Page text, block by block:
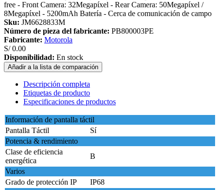
free - Front Camera: 32Megapíxel - Rear Camera: 50Megapíxel /
8Megapíxel - 5200mAh Batería - Cerca de comunicación de campo
Sku: JM6628833M
Número de pieza del fabricante: PB800003PE
Fabricante: Motorola
S/ 0.00
Disponibilidad: En stock
Añadir a la lista de comparación
Descripción completa
Etiquetas de producto
Especificaciones de productos
Información de pantalla táctil
Pantalla Táctil
Sí
Potencia & rendimiento
Clase de eficiencia
energética
B
Varios
Grado de protección IP
IP68